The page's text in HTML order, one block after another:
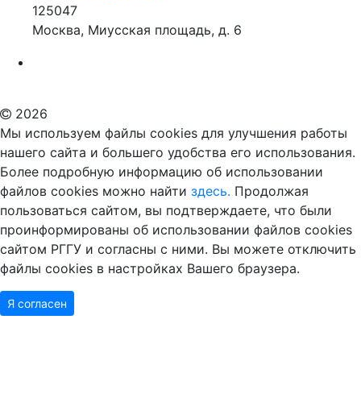
Москва, Миусская площадь, д. 6
Российский государственный гуманитарный университет
Мы используем файлы cookies для улучшения работы
нашего сайта и большего удобства его использования.
Более подробную информацию об использовании
файлов cookies можно найтиздесь.Продолжая
пользоваться сайтом, вы подтверждаете, что были
проинформированы об использовании файлов cookies
сайтом РГГУ и согласны с ними. Вы можете отключить
файлы cookies в настройках Вашего браузера.